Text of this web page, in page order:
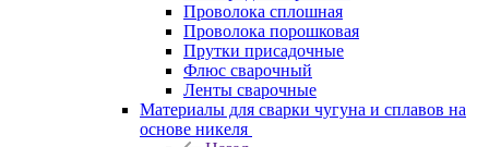
Проволока сплошная
Проволока порошковая
Прутки присадочные
Флюс сварочный
Ленты сварочные
Материалы для сварки чугуна и сплавов на
основе никеля